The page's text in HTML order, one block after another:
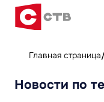
Главная страница
Новости по